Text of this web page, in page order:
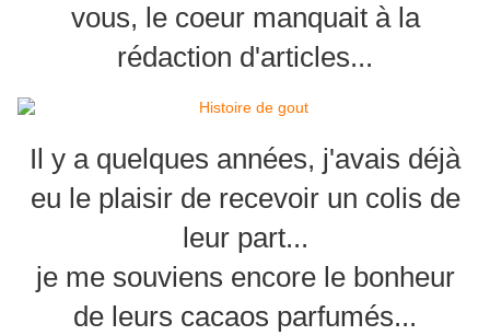
vous, le coeur manquait à la
rédaction d'articles...
Il y a quelques années, j'avais déjà
eu le plaisir de recevoir un colis de
leur part...
je me souviens encore le bonheur
de leurs cacaos parfumés...